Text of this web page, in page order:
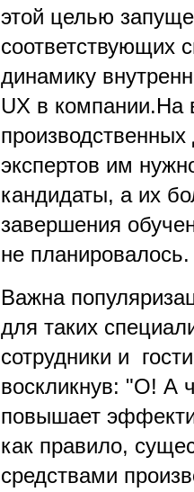
этой целью
соответствующих
динамику
UX в компании.На
экспертов им
кандидаты, а их
завершения
не планировалось.
Важна
для таких
сотрудники и
воскликнув: "О! А
повышает
как правило,
средствами